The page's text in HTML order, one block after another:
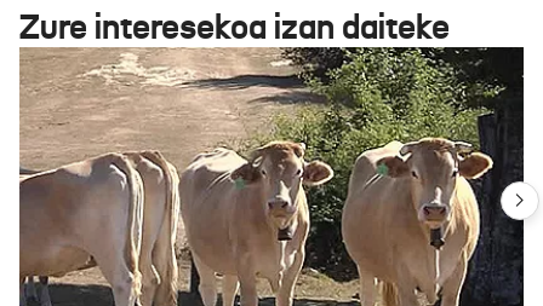
Zure interesekoa izan daiteke